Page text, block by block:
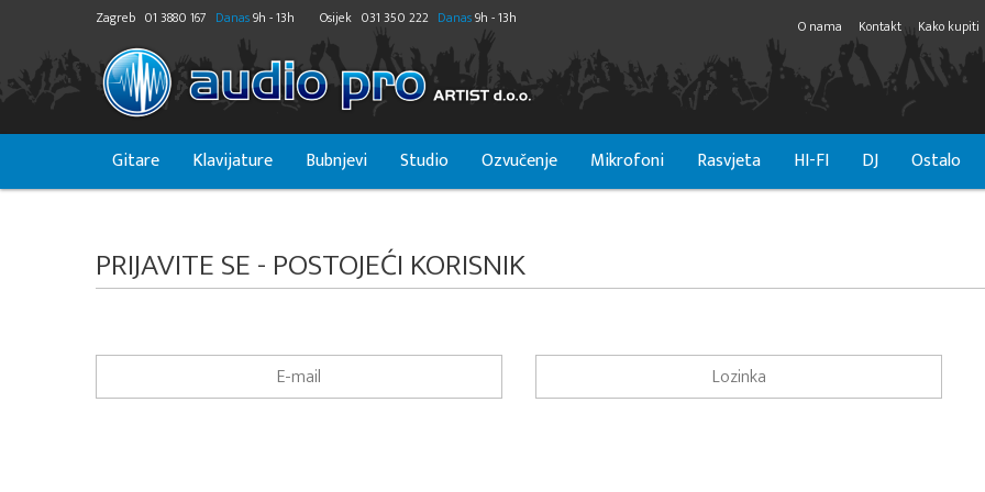
Zagreb 01 3880 167 Danas9h - 13h Osijek 031 350 222 Danas9h - 13h O nama Kontakt Kako kupiti
Gitare Klavijature Bubnjevi Studio Ozvučenje Mikrofoni Rasvjeta HI-FI DJ Ostalo
PRIJAVITE SE - POSTOJEĆI KORISNIK